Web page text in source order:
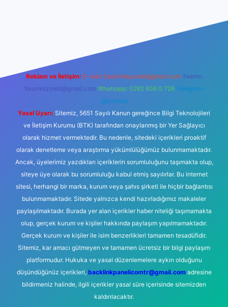
Reklam ve İletişim: E-mail: backlinkpaneli@gmail.com Teams:
forumhizmeti@gmail.com Whatsapp: 0262 606 0 726 Telegram:
@karabul
Yasal Uyarı: Sitemiz, 5651 Sayılı Kanun gereğince Bilgi Teknolojileri
ve İletişim Kurumu (BTK) tarafından onaylanmış bir Yer Sağlayıcı
olarak hizmet vermektedir. Bu nedenle, sitedeki içerikleri proaktif
olarak denetleme veya araştırma yükümlülüğümüz bulunmamaktadır.
Ancak, üyelerimiz yazdıkları içeriklerin sorumluluğunu taşımakta olup,
siteye üye olarak bu sorumluluğu kabul etmiş sayılırlar. Bu internet
sitesi, herhangi bir marka, kurum veya şahıs şirketi ile hiçbir bağlantısı
bulunmamaktadır. Sitede yalnızca kendi hazırladığımız makaleler
paylaşılmaktadır. Burada yer alan içerikler haber niteliği taşımamakta
olup, gerçek kurum ve kişiler hakkında paylaşım yapılmamaktadır.
Gerçek kurum ve kişiler ile isim benzerlikleri tamamen tesadüfidir.
Sitemiz, kar amacı gütmeyen ve tamamen ücretsiz bir bilgi paylaşım
platformudur. Hukuka ve yasal düzenlemelere aykırı olduğunu
düşündüğünüz içerikleri, backlinkpanelicomtr@gmail.comadresine
bildirmeniz halinde, ilgili içerikler yasal süre içerisinde sitemizden
kaldırılacaktır.